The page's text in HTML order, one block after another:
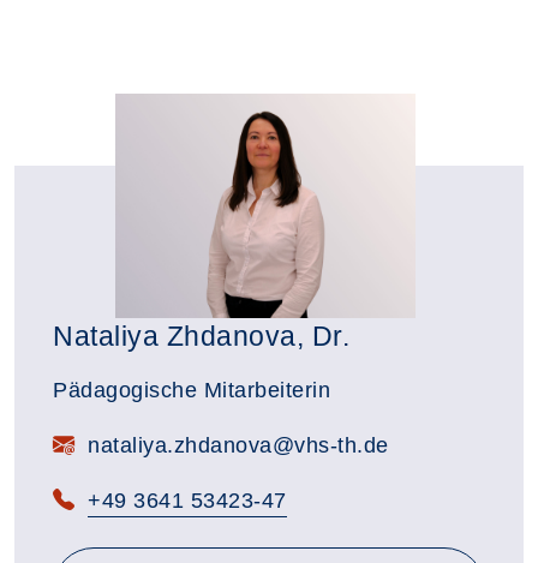
Nataliya Zhdanova, Dr.
Pädagogische Mitarbeiterin
nataliya.zhdanova@vhs-th.de
+49 3641 53423-47